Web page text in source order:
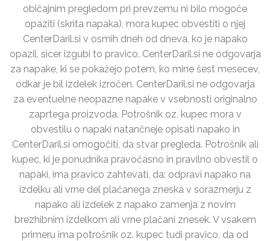
običajnim pregledom pri prevzemu ni bilo mogoče
opaziti (skrita napaka), mora kupec obvestiti o njej
CenterDaril.si v osmih dneh od dneva, ko je napako
opazil, sicer izgubi to pravico. CenterDaril.si ne odgovarja
za napake, ki se pokažejo potem, ko mine šest mesecev,
odkar je bil izdelek izročen. CenterDaril.si ne odgovarja
za eventuelne neopazne napake v vsebnosti originalno
zaprtega proizvoda. Potrošnik oz. kupec mora v
obvestilu o napaki natančneje opisati napako in
CenterDaril.si omogočiti, da stvar pregleda. Potrošnik ali
kupec, ki je ponudnika pravočasno in pravilno obvestil o
napaki, ima pravico zahtevati, da: odpravi napako na
izdelku ali vrne del plačanega zneska v sorazmerju z
napako ali izdelek z napako zamenja z novim
brezhibnim izdelkom ali vrne plačani znesek. V vsakem
primeru ima potrošnik oz. kupec tudi pravico, da od